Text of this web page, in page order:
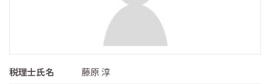
税理士氏名
藤原 淳